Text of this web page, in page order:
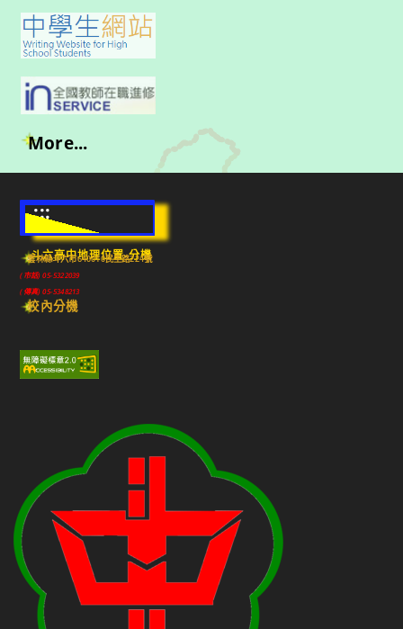
More...
:::
斗六高中地理位置-分機
雲林縣斗六市640010民生路224號
(市話) 05-5322039
(傳真) 05-5348213
校內分機